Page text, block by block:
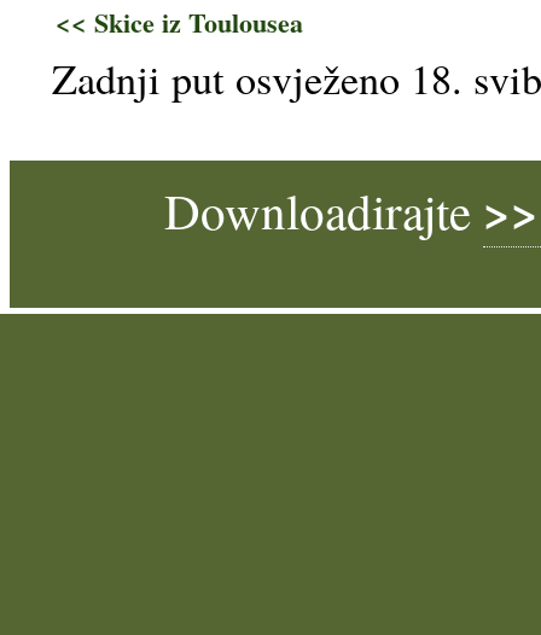
<< Skice iz Toulousea
Zadnji put osvježeno 18.
Downloadirajte